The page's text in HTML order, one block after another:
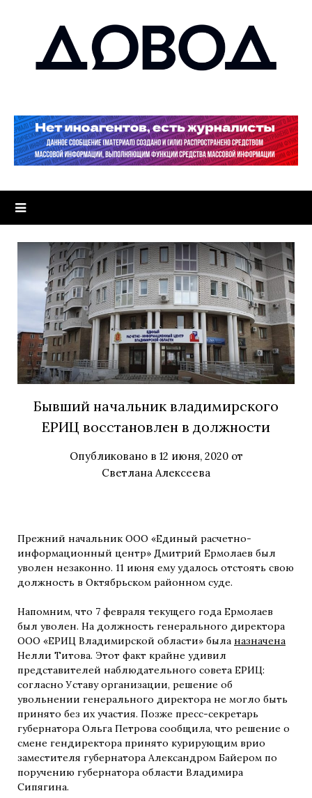
Бывший начальник владимирского
ЕРИЦ восстановлен в должности
Опубликовано в 12 июня, 2020от
Светлана Алексеева
Прежний начальник ООО «Единый расчетно-
информационный центр» Дмитрий Ермолаев был
уволен незаконно. 11 июня ему удалось отстоять свою
должность в Октябрьском районном суде.
Напомним, что 7 февраля текущего года Ермолаев
был уволен. На должность генерального директора
ООО «ЕРИЦ Владимирской области» была назначена
Нелли Титова. Этот факт крайне удивил
представителей наблюдательного совета ЕРИЦ:
согласно Уставу организации, решение об
увольнении генерального директора не могло быть
принято без их участия. Позже пресс-секретарь
губернатора Ольга Петрова сообщила, что решение о
смене гендиректора принято курирующим врио
заместителя губернатора Александром Байером по
поручению губернатора области Владимира
Сипягина.